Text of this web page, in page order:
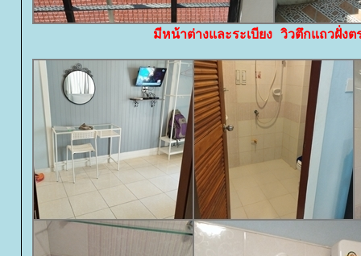
มีหน้าต่างและระเบียง วิวตึกแถวฝั่งต